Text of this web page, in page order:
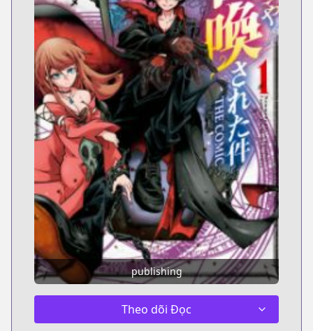
publishing
Theo dõi Đọc